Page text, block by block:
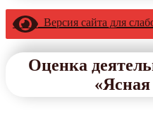
Версия сайта для
Оценка